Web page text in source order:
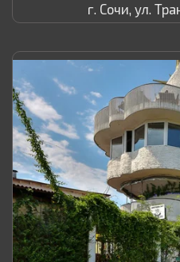
г. Сочи, ул.